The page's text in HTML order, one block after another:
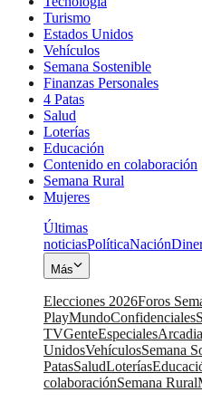
Turismo
Estados Unidos
Vehículos
Semana Sostenible
Finanzas Personales
4 Patas
Salud
Loterías
Educación
Contenido en colaboración
Semana Rural
Mujeres
Últimas
noticiasPolíticaNación
Más
Elecciones 2026Foros
PlayMundoConfidenciales
TVGenteEspecialesArcadia
UnidosVehículosSemana
PatasSaludLoterías
colaboraciónSemana Rural